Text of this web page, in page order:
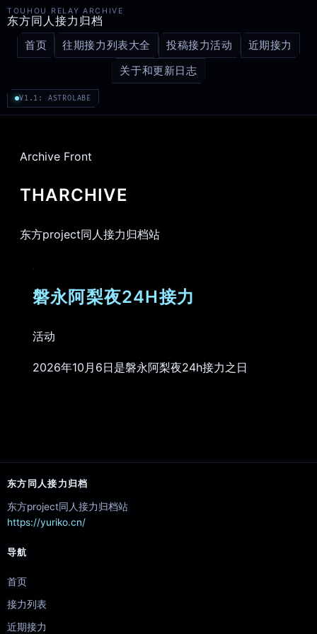
TOUHOU RELAY ARCHIVE
东方同人接力归档
首页 往期接力列表大全 投稿接力活动
近期接力
关于和更新日志
V1.1: ASTROLABE
Archive Front
THARCHIVE
东方project同人接力归档站
磐永阿梨夜24H接力
活动
2026年10月6日是磐永阿梨夜24h接力之日
东方同人接力归档
东方project同人接力归档站
https://yuriko.cn/
导航
首页
接力列表
近期接力